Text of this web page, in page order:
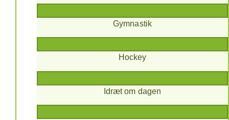
Gymnastik
Hockey
Idræt om dagen